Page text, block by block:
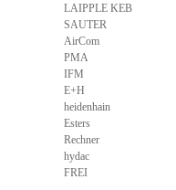
LAIPPLE KEB
SAUTER
AirCom
PMA
IFM
E+H
heidenhain
Esters
Rechner
hydac
FREI